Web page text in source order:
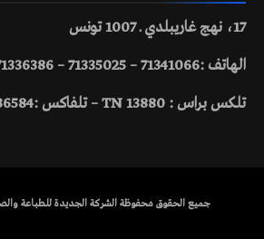
17، نهج غاريبلدي ـ 1007 تونس
الهاتف :71341066 – 71335025 – 71336386
تلكس براس : 13880 TN – تلفاكس :71336584
جميع الحقوق محفوظة الشركة الجديدة للطباعة